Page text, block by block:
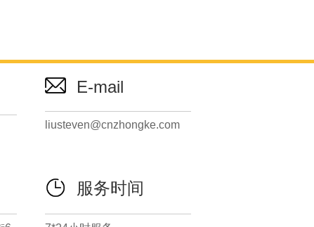
E-mail
liusteven@cnzhongke.com
服务时间